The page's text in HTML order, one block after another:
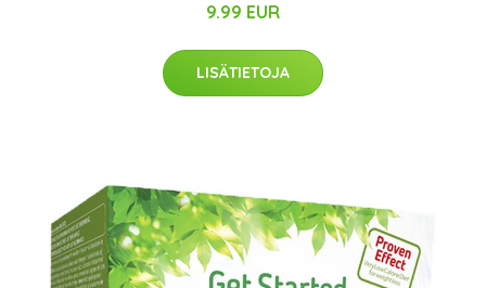
9.99 EUR
LISÄTIETOJA